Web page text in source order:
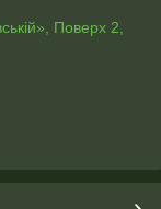
Поверх 2,